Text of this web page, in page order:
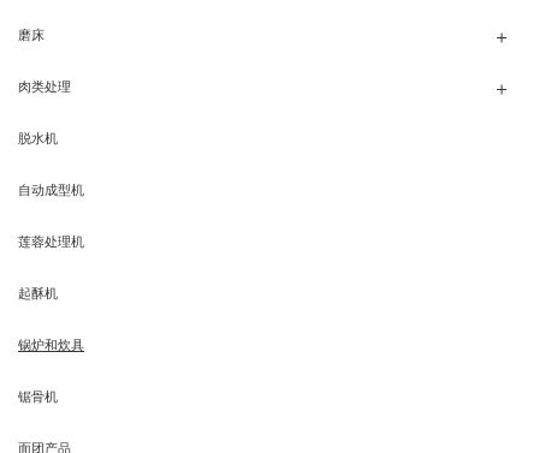
磨床
肉类处理
脱水机
自动成型机
莲蓉处理机
起酥机
锅炉和炊具
锯骨机
面团产品